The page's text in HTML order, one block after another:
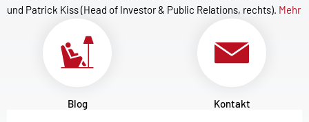
und Patrick Kiss (Head of Investor & Public Relations, rechts). Mehr
Blog Kontakt